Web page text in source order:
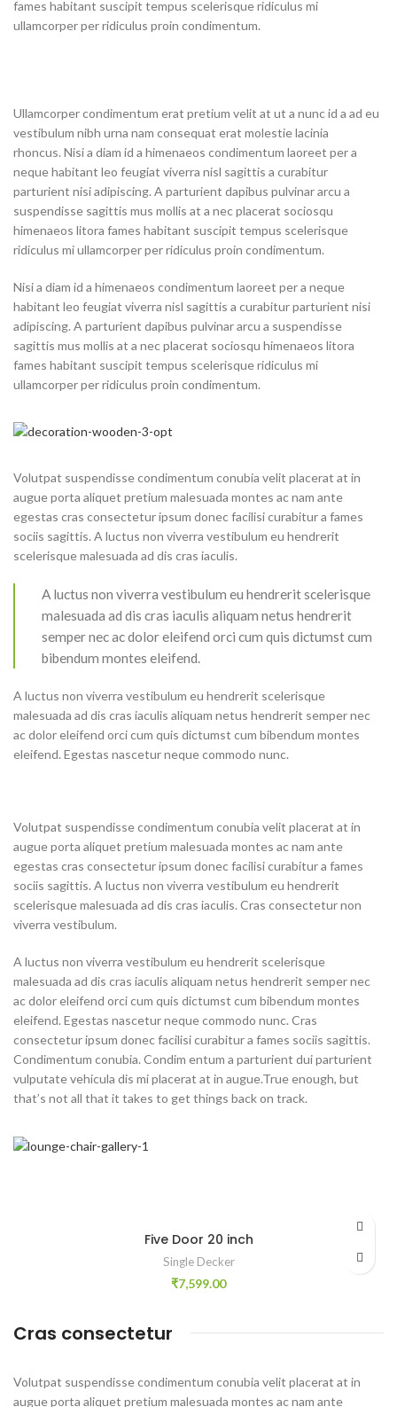
fames habitant suscipit tempus scelerisque ridiculus mi
ullamcorper per ridiculus proin condimentum.
Ullamcorper condimentum erat pretium velit at ut a nunc id a ad eu
vestibulum nibh urna nam consequat erat molestie lacinia
rhoncus. Nisi a diam id a himenaeos condimentum laoreet per a
neque habitant leo feugiat viverra nisl sagittis a curabitur
parturient nisi adipiscing. A parturient dapibus pulvinar arcu a
suspendisse sagittis mus mollis at a nec placerat sociosqu
himenaeos litora fames habitant suscipit tempus scelerisque
ridiculus mi ullamcorper per ridiculus proin condimentum.
Nisi a diam id a himenaeos condimentum laoreet per a neque
habitant leo feugiat viverra nisl sagittis a curabitur parturient nisi
adipiscing. A parturient dapibus pulvinar arcu a suspendisse
sagittis mus mollis at a nec placerat sociosqu himenaeos litora
fames habitant suscipit tempus scelerisque ridiculus mi
ullamcorper per ridiculus proin condimentum.
Volutpat suspendisse condimentum conubia velit placerat at in
augue porta aliquet pretium malesuada montes ac nam ante
egestas cras consectetur ipsum donec facilisi curabitur a fames
sociis sagittis. A luctus non viverra vestibulum eu hendrerit
scelerisque malesuada ad dis cras iaculis.
A luctus non viverra vestibulum eu hendrerit scelerisque
malesuada ad dis cras iaculis aliquam netus hendrerit
semper nec ac dolor eleifend orci cum quis dictumst cum
bibendum montes eleifend.
A luctus non viverra vestibulum eu hendrerit scelerisque
malesuada ad dis cras iaculis aliquam netus hendrerit semper nec
ac dolor eleifend orci cum quis dictumst cum bibendum montes
eleifend. Egestas nascetur neque commodo nunc.
Volutpat suspendisse condimentum conubia velit placerat at in
augue porta aliquet pretium malesuada montes ac nam ante
egestas cras consectetur ipsum donec facilisi curabitur a fames
sociis sagittis. A luctus non viverra vestibulum eu hendrerit
scelerisque malesuada ad dis cras iaculis. Cras consectetur non
viverra vestibulum.
A luctus non viverra vestibulum eu hendrerit scelerisque
malesuada ad dis cras iaculis aliquam netus hendrerit semper nec
ac dolor eleifend orci cum quis dictumst cum bibendum montes
eleifend. Egestas nascetur neque commodo nunc. Cras
consectetur ipsum donec facilisi curabitur a fames sociis sagittis.
Condimentum conubia. Condim entum a parturient dui parturient
vulputate vehicula dis mi placerat at in augue.True enough, but
that’s not all that it takes to get things back on track.
Five Door 20 inch
Single Decker
₹7,599.00
Cras consectetur
Volutpat suspendisse condimentum conubia velit placerat at in
augue porta aliquet pretium malesuada montes ac nam ante